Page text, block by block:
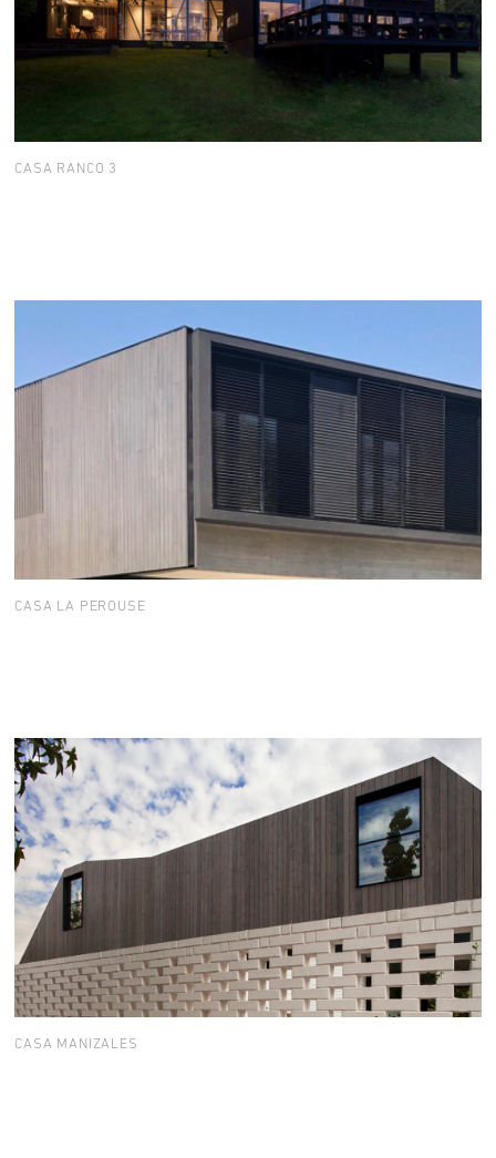
CASA RANCO 3
CASA LA PEROUSE
CASA MANIZALES